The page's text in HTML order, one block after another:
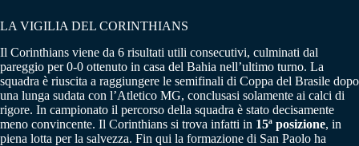
LA VIGILIA DEL CORINTHIANS
Il Corinthians viene da 6 risultati utili consecutivi, culminati dal
pareggio per 0-0 ottenuto in casa del Bahia nell’ultimo turno. La
squadra è riuscita a raggiungere le semifinali di Coppa del Brasile dopo
una lunga sudata con l’Atletico MG, conclusasi solamente ai calci di
rigore. In campionato il percorso della squadra è stato decisamente
meno convincente. Il Corinthians si trova infatti in 15ª posizione, in
piena lotta per la salvezza. Fin qui la formazione di San Paolo ha